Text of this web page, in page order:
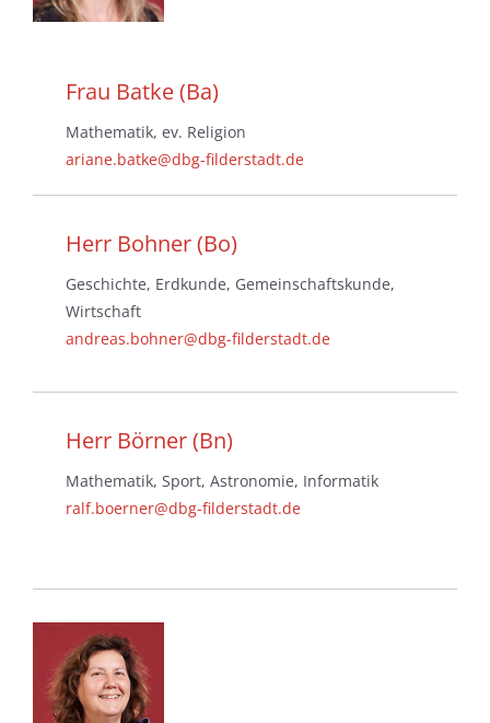
Frau Batke (Ba)
Mathematik, ev. Religion
ariane.batke@dbg-filderstadt.de
Herr Bohner (Bo)
Geschichte, Erdkunde, Gemeinschaftskunde,
Wirtschaft
andreas.bohner@dbg-filderstadt.de
Herr Börner (Bn)
Mathematik, Sport, Astronomie, Informatik
ralf.boerner@dbg-filderstadt.de